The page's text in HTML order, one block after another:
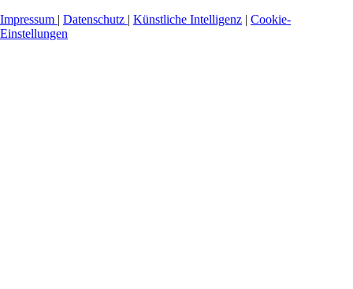
Impressum | Datenschutz | Künstliche Intelligenz | Cookie-
Einstellungen